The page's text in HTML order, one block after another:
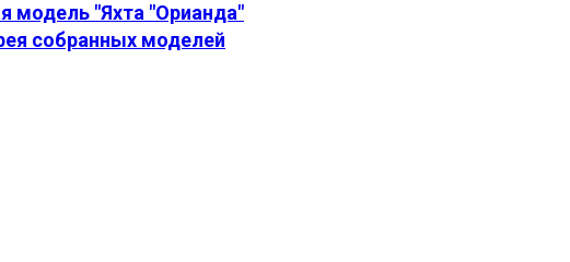
модель "Яхта "Орианда"
собранных моделей